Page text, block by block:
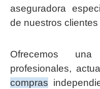
aseguradora
de nuestros
Ofrecemos
profesionales,
compras